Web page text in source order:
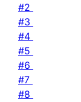
#2
#3
#4
#5
#6
#7
#8